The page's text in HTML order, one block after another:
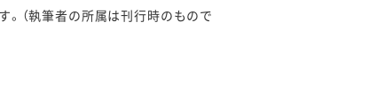
（執筆者の所属は刊行時のもので